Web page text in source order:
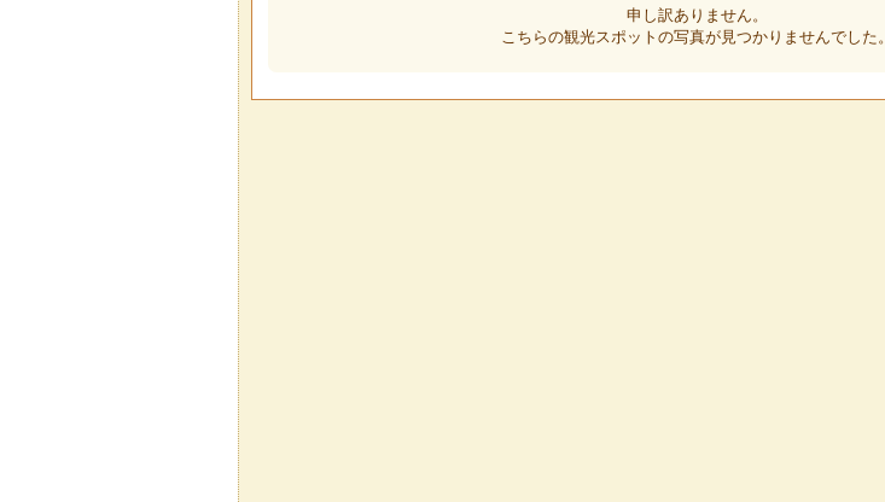
申し訳ありません。
こちらの観光スポットの写真が見つかりませんでした。